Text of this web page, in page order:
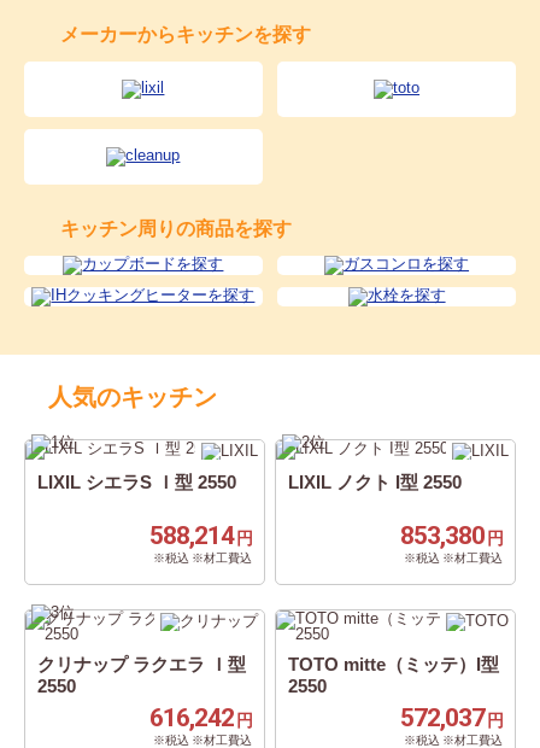
メーカーからキッチンを探す
キッチン周りの商品を探す
人気のキッチン
LIXIL シエラS Ｉ型 2550
588,214円
※税込 ※材工費込
LIXIL ノクト I型 2550
853,380円
※税込 ※材工費込
クリナップ ラクエラ Ｉ型
2550
616,242円
※税込 ※材工費込
TOTO mitte（ミッテ）I型
2550
572,037円
※税込 ※材工費込